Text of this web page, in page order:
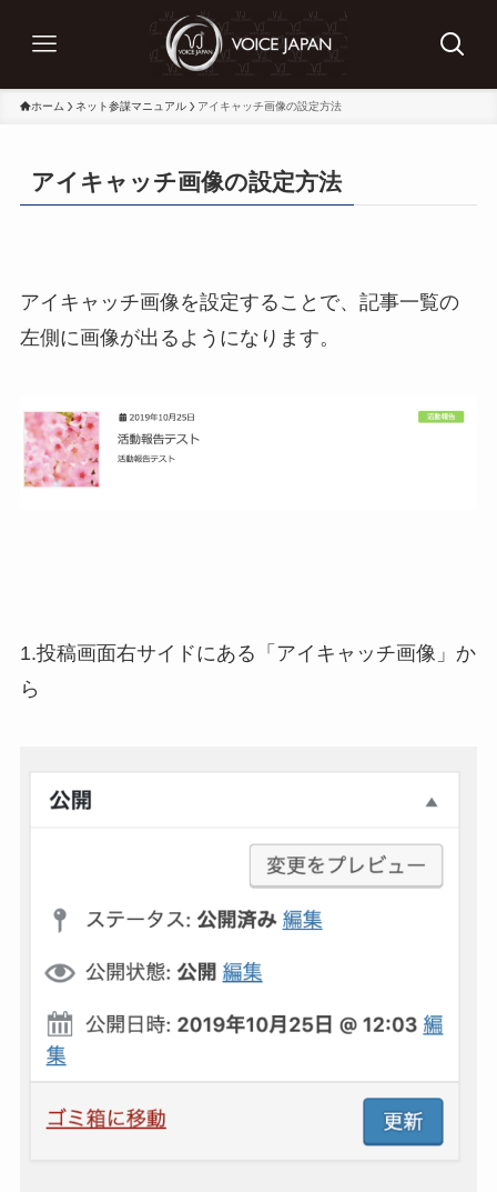
ホーム ネット参謀マニュアル アイキャッチ画像の設定方法
アイキャッチ画像の設定方法
アイキャッチ画像を設定することで、記事一覧の
左側に画像が出るようになります。
1.投稿画面右サイドにある「アイキャッチ画像」か
ら